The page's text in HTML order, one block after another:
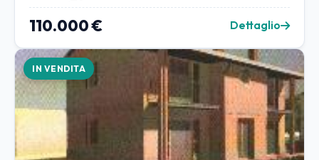
110.000 € Dettaglio
IN VENDITA